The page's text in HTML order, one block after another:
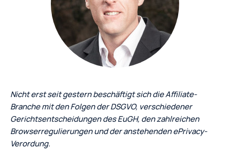
Nicht erst seit gestern beschäftigt sich die Affiliate-
Branche mit den Folgen der DSGVO, verschiedener
Gerichtsentscheidungen des EuGH, den zahlreichen
Browserregulierungen und der anstehenden ePrivacy-
Verordung.